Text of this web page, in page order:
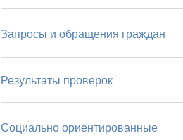
Запросы и обращения граждан
Результаты проверок
Социально ориентированные